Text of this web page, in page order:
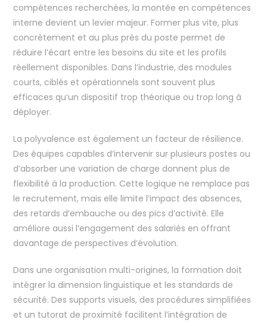
compétences recherchées, la montée en compétences
interne devient un levier majeur. Former plus vite, plus
concrètement et au plus près du poste permet de
réduire l’écart entre les besoins du site et les profils
réellement disponibles. Dans l’industrie, des modules
courts, ciblés et opérationnels sont souvent plus
efficaces qu’un dispositif trop théorique ou trop long à
déployer.
La polyvalence est également un facteur de résilience.
Des équipes capables d’intervenir sur plusieurs postes ou
d’absorber une variation de charge donnent plus de
flexibilité à la production. Cette logique ne remplace pas
le recrutement, mais elle limite l’impact des absences,
des retards d’embauche ou des pics d’activité. Elle
améliore aussi l’engagement des salariés en offrant
davantage de perspectives d’évolution.
Dans une organisation multi-origines, la formation doit
intégrer la dimension linguistique et les standards de
sécurité. Des supports visuels, des procédures simplifiées
et un tutorat de proximité facilitent l’intégration de